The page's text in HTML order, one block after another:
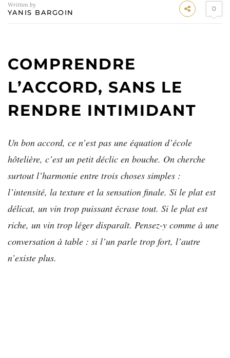
Written by
YANIS BARGOIN 0
COMPRENDRE
L’ACCORD, SANS LE
RENDRE INTIMIDANT
Un bon accord, ce n’est pas une équation d’école
hôtelière, c’est un petit déclic en bouche. On cherche
surtout l’harmonie entre trois choses simples :
l’intensité, la texture et la sensation finale. Si le plat est
délicat, un vin trop puissant écrase tout. Si le plat est
riche, un vin trop léger disparaît. Pensez-y comme à une
conversation à table : si l’un parle trop fort, l’autre
n’existe plus.